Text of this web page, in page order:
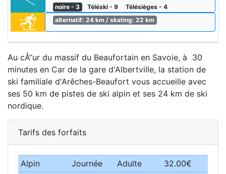
noire - 3
Téléski - 9
Télésièges - 4
alternatif: 24 km / skating: 22 km
Au cÅ“ur du massif du Beaufortain en Savoie, à 30
minutes en Car de la gare d'Albertville, la station de
ski familiale d'Arêches-Beaufort vous accueille avec
ses 50 km de pistes de ski alpin et ses 24 km de ski
nordique.
Tarifs des forfaits
Alpin Journée Adulte
32.00€